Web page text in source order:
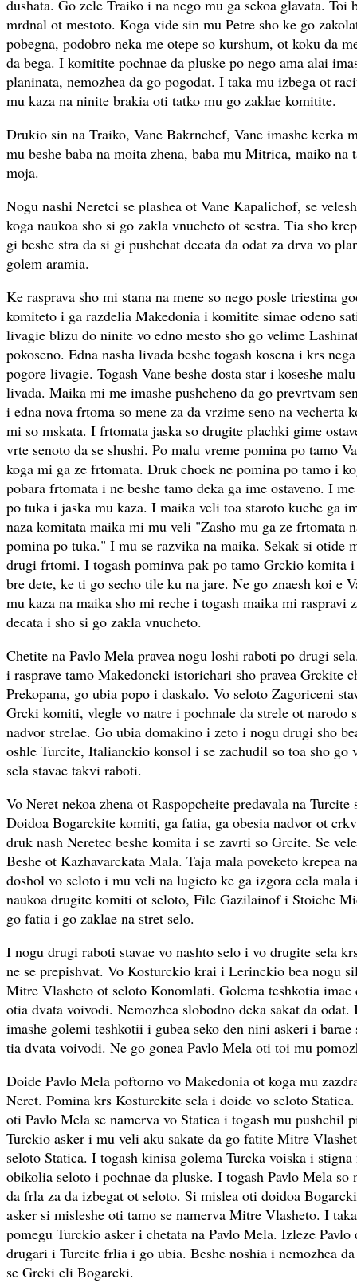
dushata. Go zele Traiko i na nego mu ga sekoa glavata. Toi
mrdnal ot mestoto. Koga vide sin mu Petre sho ke go
pobegna, podobro neka me otepe so kurshum, ot koku da
da bega. I komitite pochnae da pluske po nego ama alai
planinata, nemozhea da go pogodat. I taka mu izbega ot
mu kaza na ninite brakia oti tatko mu go zaklae komitite.
Drukio sin na Traiko, Vane Bakrnchef, Vane imashe kerka
mu beshe baba na moita zhena, baba mu Mitrica, maiko na
moja.
Nogu nashi Neretci se plashea ot Vane Kapalichof, se
koga naukoa sho si go zakla vnucheto ot sestra. Tia sho
gi beshe stra da si gi pushchat decata da odat za drva vo
golem aramia.
Ke rasprava sho mi stana na mene so nego posle triestina
komiteto i ga razdelia Makedonia i komitite simae odeno
livagie blizu do ninite vo edno mesto sho go velime
pokoseno. Edna nasha livada beshe togash kosena i krs
pogore livagie. Togash Vane beshe dosta star i koseshe
livada. Maika mi me imashe pushcheno da go prevrtvam
i edna nova frtoma so mene za da vrzime seno na vecherta
mi so mskata. I frtomata jaska so drugite plachki gime
vrte senoto da se shushi. Po malu vreme pomina po tamo
koga mi ga ze frtomata. Druk choek ne pomina po tamo i
pobara frtomata i ne beshe tamo deka ga ime ostaveno. I
po tuka i jaska mu kaza. I maika veli toa staroto kuche ga
naza komitata maika mi mu veli "Zasho mu ga ze frtomata
pomina po tuka." I mu se razvika na maika. Sekak si otide
drugi frtomi. I togash pominva pak po tamo Grckio komita
bre dete, ke ti go secho tile ku na jare. Ne go znaesh koi e
mu kaza na maika sho mi reche i togash maika mi raspravi
decata i sho si go zakla vnucheto.
Chetite na Pavlo Mela pravea nogu loshi raboti po drugi
i rasprave tamo Makedoncki istorichari sho pravea Grckite
Prekopana, go ubia popo i daskalo. Vo seloto Zagoriceni
Grcki komiti, vlegle vo natre i pochnale da strele ot narodo
nadvor strelae. Go ubia domakino i zeto i nogu drugi sho
oshle Turcite, Italianckio konsol i se zachudil so toa sho
sela stavae takvi raboti.
Vo Neret nekoa zhena ot Raspopcheite predavala na Turcite
Doidoa Bogarckite komiti, ga fatia, ga obesia nadvor ot
druk nash Neretec beshe komita i se zavrti so Grcite. Se
Beshe ot Kazhavarckata Mala. Taja mala poveketo krepea
doshol vo seloto i mu veli na lugieto ke ga izgora cela mala
naukoa drugite komiti ot seloto, File Gazilainof i Stoiche
go fatia i go zaklae na stret selo.
I nogu drugi raboti stavae vo nashto selo i vo drugite sela
ne se prepishvat. Vo Kosturckio krai i Lerinckio bea nogu
Mitre Vlasheto ot seloto Konomlati. Golema teshkotia imae
otia dvata voivodi. Nemozhea slobodno deka sakat da
imashe golemi teshkotii i gubea seko den nini askeri i
tia dvata voivodi. Ne go gonea Pavlo Mela oti toi mu
Doide Pavlo Mela poftorno vo Makedonia ot koga mu
Neret. Pomina krs Kosturckite sela i doide vo seloto
oti Pavlo Mela se namerva vo Statica i togash mu pushchil
Turckio asker i mu veli aku sakate da go fatite Mitre
seloto Statica. I togash kinisa golema Turcka voiska i
obikolia seloto i pochnae da pluske. I togash Pavlo Mela so
da frla za da izbegat ot seloto. Si mislea oti doidoa
asker si misleshe oti tamo se namerva Mitre Vlasheto. I
pomegu Turckio asker i chetata na Pavlo Mela. Izleze
drugari i Turcite frlia i go ubia. Beshe noshia i nemozhea
se Grcki eli Bogarcki.